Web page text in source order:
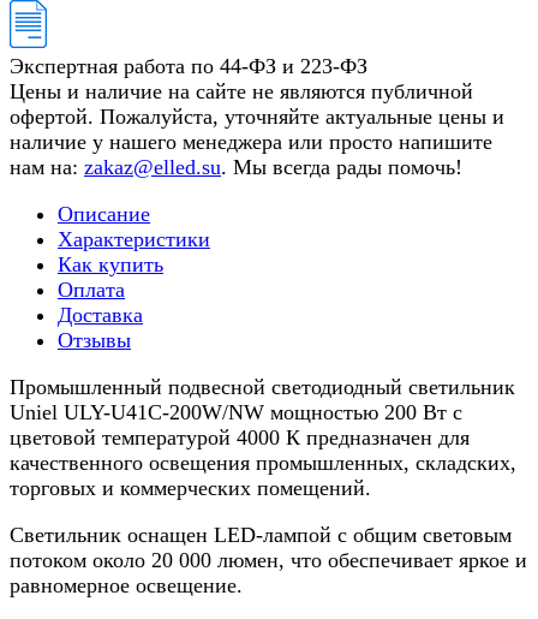
Экспертная работа по 44-ФЗ и 223-ФЗ
Цены и наличие на сайте не являются публичной
офертой. Пожалуйста, уточняйте актуальные цены и
наличие у нашего менеджера или просто напишите
нам на: zakaz@elled.su. Мы всегда рады помочь!
Описание
Характеристики
Как купить
Оплата
Доставка
Отзывы
Промышленный подвесной светодиодный светильник
Uniel ULY-U41C-200W/NW мощностью 200 Вт с
цветовой температурой 4000 К предназначен для
качественного освещения промышленных, складских,
торговых и коммерческих помещений.
Светильник оснащен LED-лампой с общим световым
потоком около 20 000 люмен, что обеспечивает яркое и
равномерное освещение.